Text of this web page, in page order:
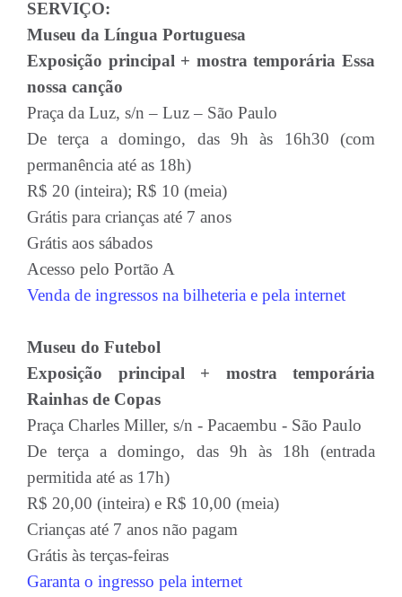
SERVIÇO:
Museu da Língua Portuguesa
Exposição principal + mostra temporária Essa
nossa canção
Praça da Luz, s/n – Luz – São Paulo
De terça a domingo, das 9h às 16h30 (com
permanência até as 18h)
R$ 20 (inteira); R$ 10 (meia)
Grátis para crianças até 7 anos
Grátis aos sábados
Acesso pelo Portão A
Venda de ingressos na bilheteria e pela internet
Museu do Futebol
Exposição principal + mostra temporária
Rainhas de Copas
Praça Charles Miller, s/n - Pacaembu - São Paulo
De terça a domingo, das 9h às 18h (entrada
permitida até as 17h)
R$ 20,00 (inteira) e R$ 10,00 (meia)
Crianças até 7 anos não pagam
Grátis às terças-feiras
Garanta o ingresso pela internet